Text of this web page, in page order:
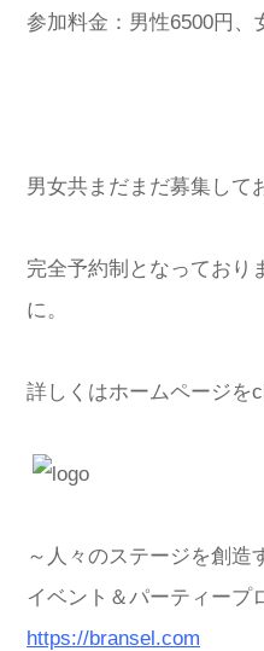
参加料金：男性6500円、
男女共まだまだ募集して
完全予約制となっており
に。
詳しくはホームページを
～人々のステージを創造
イベント＆パーティープ
https://bransel.com